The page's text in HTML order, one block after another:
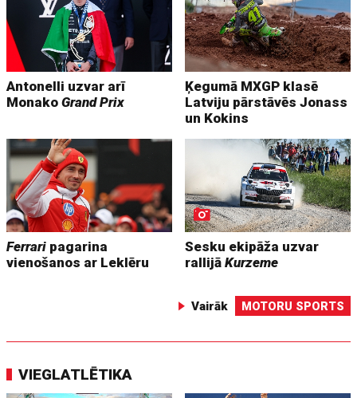
Antonelli uzvar arī
MonakoGrand Prix
Ķegumā MXGP klasē
Latviju pārstāvēs Jonass
un Kokins
Ferrari pagarina
vienošanos ar Leklēru
Sesku ekipāža uzvar
rallijāKurzeme
Vairāk MOTORU SPORTS
VIEGLATLĒTIKA